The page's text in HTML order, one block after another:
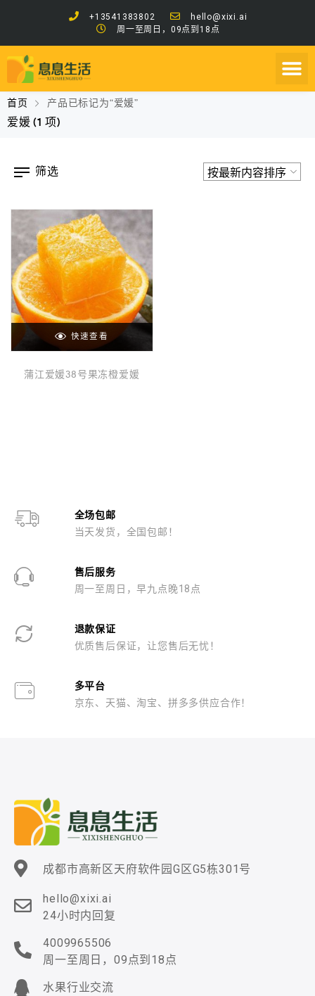
+13541383802
hello@xixi.ai
周一至周日，09点到18点
首页 产品已标记为“爱媛”
爱媛(1 项)
筛选
快速查看
蒲江爱媛38号果冻橙爱媛
全场包邮
当天发货，全国包邮！
售后服务
周一至周日，早九点晚18点
退款保证
优质售后保证，让您售后无忧！
多平台
京东、天猫、淘宝、拼多多供应合作！
成都市高新区天府软件园G区G5栋301号
hello@xixi.ai
24小时内回复
4009965506
周一至周日，09点到18点
水果行业交流